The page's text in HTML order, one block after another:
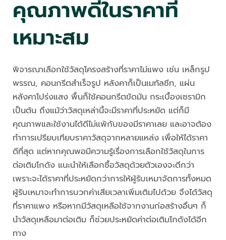
คุณภาพดีในราคาที่
เหมาะสม
พิจารณาเลือกใช้วัสดุโครงสร้างที่ราคาไม่แพง เช่น เหล็กรูป
พรรณ, คอนกรีตสำเร็จรูป หลังคาก็เป็นเมทัลชีท, แผ่น
หลังคาโปร่งแสง พื้นก็ใช้คอนกรีตขัดมัน กระเบื้องเซรามิก
เป็นต้น ถึงแม้ว่าวัสดุเหล่านี้จะมีราคาที่ประหยัด แต่ก็มี
คุณภาพและใช้งานได้ดีไม่แพ้กับของมีราคาเลย และอาจต้อง
ทำการเปรียบเทียบราคาวัสดุจากหลายแหล่ง เพื่อให้ได้ราคา
ดีที่สุด แต่หากคุณพอมีความรู้เรื่องการเลือกใช้วัสดุในการ
ต่อเติมโกดัง แนะนำให้เลือกซื้อวัสดุด้วยตัวเองจะดีกว่า
เพราะจะได้ราคาที่ประหยัดกว่าการให้ผู้รับเหมาจัดการทั้งหมด
ผู้รับเหมาจะทำการบวกค่าเสียเวลาเพิ่มเติมไปด้วย จึงได้วัสดุ
ที่ราคาแพง หรือหากมีวัสดุเหลือใช้จากงานก่อสร้างอื่นๆ ก็
นำวัสดุเหลือมาต่อเติม ก็ช่วยประหยัดค่าต่อเติมโกดังได้อีก
ทาง